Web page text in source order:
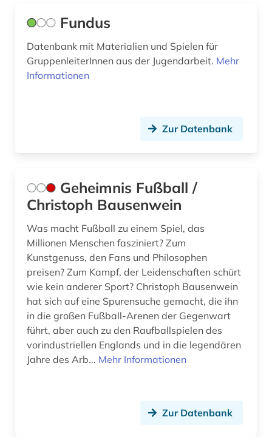
Fundus
Datenbank mit Materialien und Spielen für
GruppenleiterInnen aus der Jugendarbeit. Mehr
Informationen
Zur Datenbank
Geheimnis Fußball /
Christoph Bausenwein
Was macht Fußball zu einem Spiel, das
Millionen Menschen fasziniert? Zum
Kunstgenuss, den Fans und Philosophen
preisen? Zum Kampf, der Leidenschaften schürt
wie kein anderer Sport? Christoph Bausenwein
hat sich auf eine Spurensuche gemacht, die ihn
in die großen Fußball-Arenen der Gegenwart
führt, aber auch zu den Raufballspielen des
vorindustriellen Englands und in die legendären
Jahre des Arb... Mehr Informationen
Zur Datenbank